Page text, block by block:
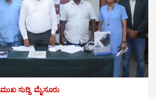
ಸುದ್ದಿ ಮೈಸೂರು